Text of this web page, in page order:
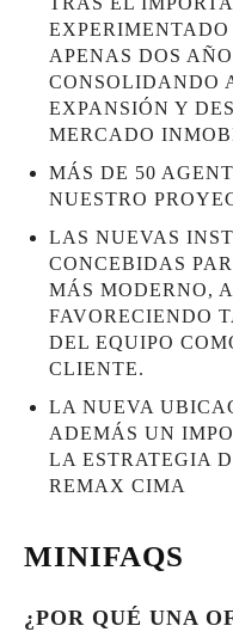
EXPERIMENTADO
APENAS DOS
CONSOLIDANDO
EXPANSIÓN Y
MERCADO
MÁS DE 50
NUESTRO
LAS NUEVAS
CONCEBIDAS
MÁS MODERNO,
FAVORECIENDO
DEL EQUIPO
CLIENTE.
LA NUEVA
ADEMÁS UN
LA ESTRATEGIA
REMAX CIMA
MINIFAQS
¿POR QUÉ UNA